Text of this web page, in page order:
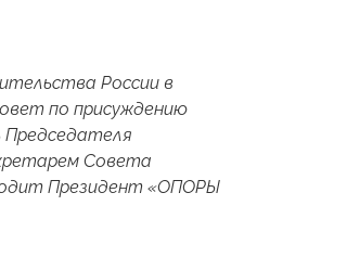
России в
по присуждению
Совета
Президент «ОПОРЫ